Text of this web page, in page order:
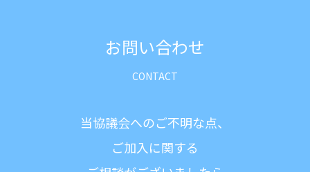
お問い合わせ
当協議会へのご不明な点、
ご加入に関する